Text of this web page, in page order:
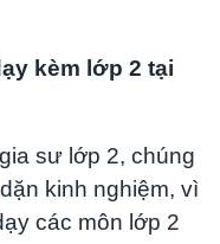
kèm lớp 2 tại
sư lớp 2, chúng
kinh nghiệm, vì
các môn lớp 2